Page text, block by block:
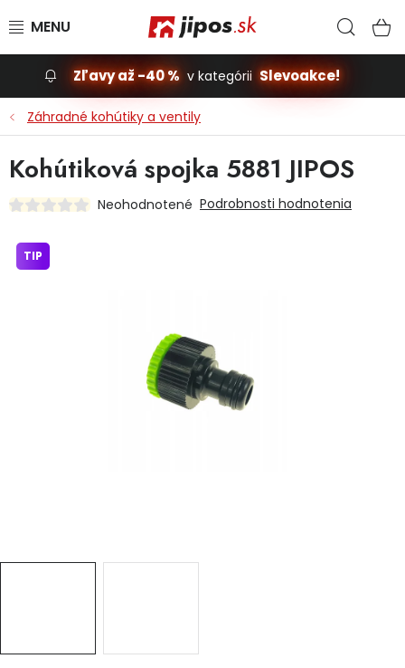
Slevoakce
Stavba, dom
Dielňa
Záhrada
Vybavenie a hračky pre deti
Zľavy až -40 % v kategórii Slevoakce!
Záhradné kohútiky a ventily
Kohútiková spojka 5881 JIPOS
Neohodnotené Podrobnosti hodnotenia
TIP